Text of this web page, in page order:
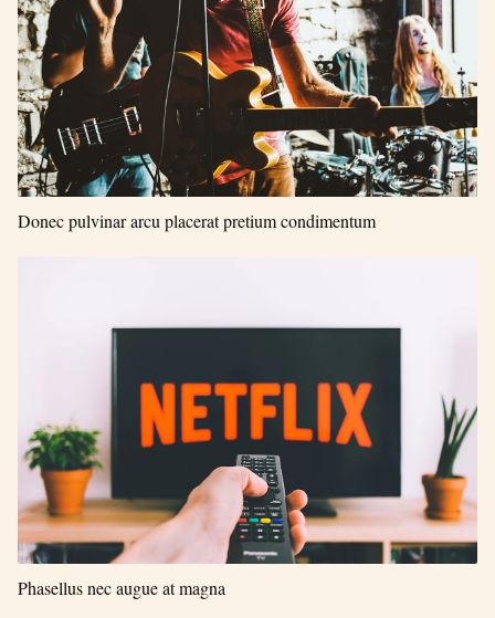
Donec pulvinar arcu placerat pretium condimentum
Phasellus nec augue at magna